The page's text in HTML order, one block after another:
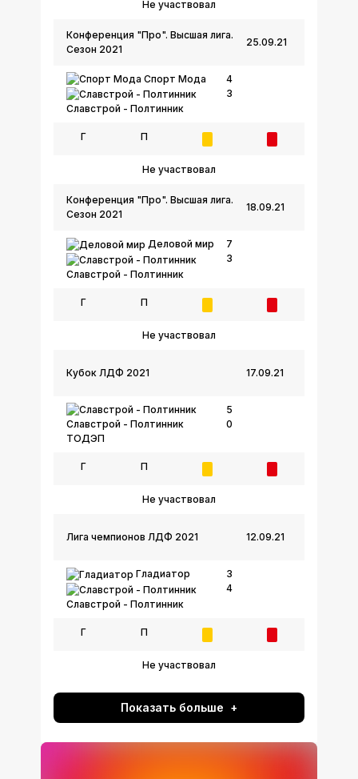
Не участвовал
25.09.21
Конференция "Про". Высшая лига.
Сезон 2021
Спорт Мода
Славстрой - Полтинник
4
3
Г П
Не участвовал
18.09.21
Конференция "Про". Высшая лига.
Сезон 2021
Деловой мир
Славстрой - Полтинник
7
3
Г П
Не участвовал
17.09.21
Кубок ЛДФ 2021
Славстрой - Полтинник
ТОДЭП
5
0
Г П
Не участвовал
12.09.21
Лига чемпионов ЛДФ 2021
Гладиатор
Славстрой - Полтинник
3
4
Г П
Не участвовал
Показать больше